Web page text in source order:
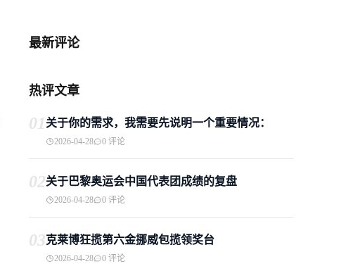
最新评论
热评文章
01关于你的需求，我需要先说明一个重要情况：
2026-04-28 0 评论
02关于巴黎奥运会中国代表团成绩的复盘
2026-04-28 0 评论
03克莱博狂揽第六金挪威包揽领奖台
2026-04-28 0 评论